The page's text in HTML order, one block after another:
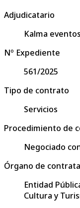
Adjudicatario
Kalma
Nº Expediente
561/2025
Tipo de contrato
Servicios
Procedimiento de
Negociado
Órgano de
Entidad
Cultura y